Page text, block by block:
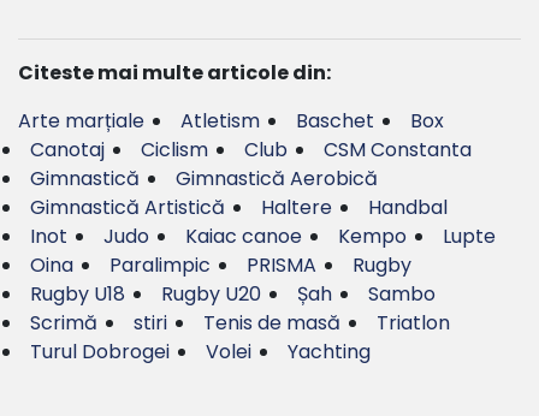
Citeste mai multe articole din:
Arte marțiale
Atletism Baschet
Box
Canotaj
Ciclism Club
CSM Constanta
Gimnastică
Gimnastică Aerobică
Gimnastică Artistică
Haltere
Handbal
Inot
Judo Kaiac canoe Kempo
Lupte
Oina
Paralimpic PRISMA
Rugby
Rugby U18
Rugby U20 Șah
Sambo
Scrimă
stiri Tenis de masă
Triatlon
Turul Dobrogei
Volei Yachting